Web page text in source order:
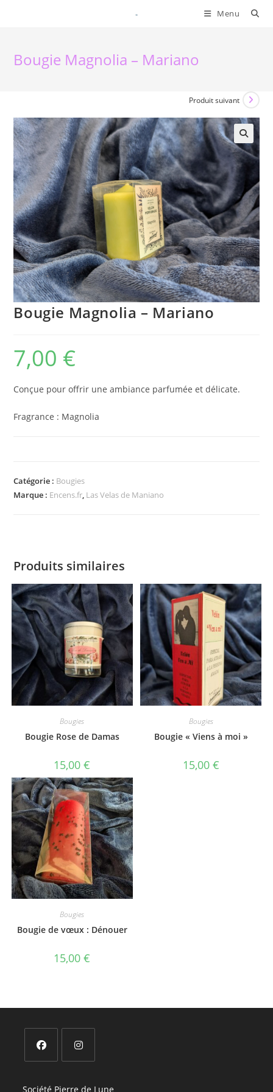
Menu
Bougie Magnolia – Mariano
Produit suivant
Bougie Magnolia – Mariano
7,00 €
Conçue pour offrir une ambiance parfumée et délicate.
Fragrance : Magnolia
Catégorie : Bougies
Marque : Encens.fr, Las Velas de Maniano
Produits similaires
Bougies
Bougie Rose de Damas
15,00€
Bougies
Bougie « Viens à moi »
15,00 €
Bougies
Bougie de vœux : Dénouer
15,00€
dans
Société Pierre de Lune